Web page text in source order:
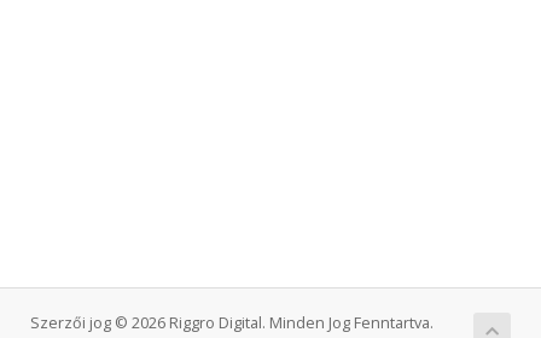
Szerzői jog © 2026 Riggro Digital. Minden Jog Fenntartva.